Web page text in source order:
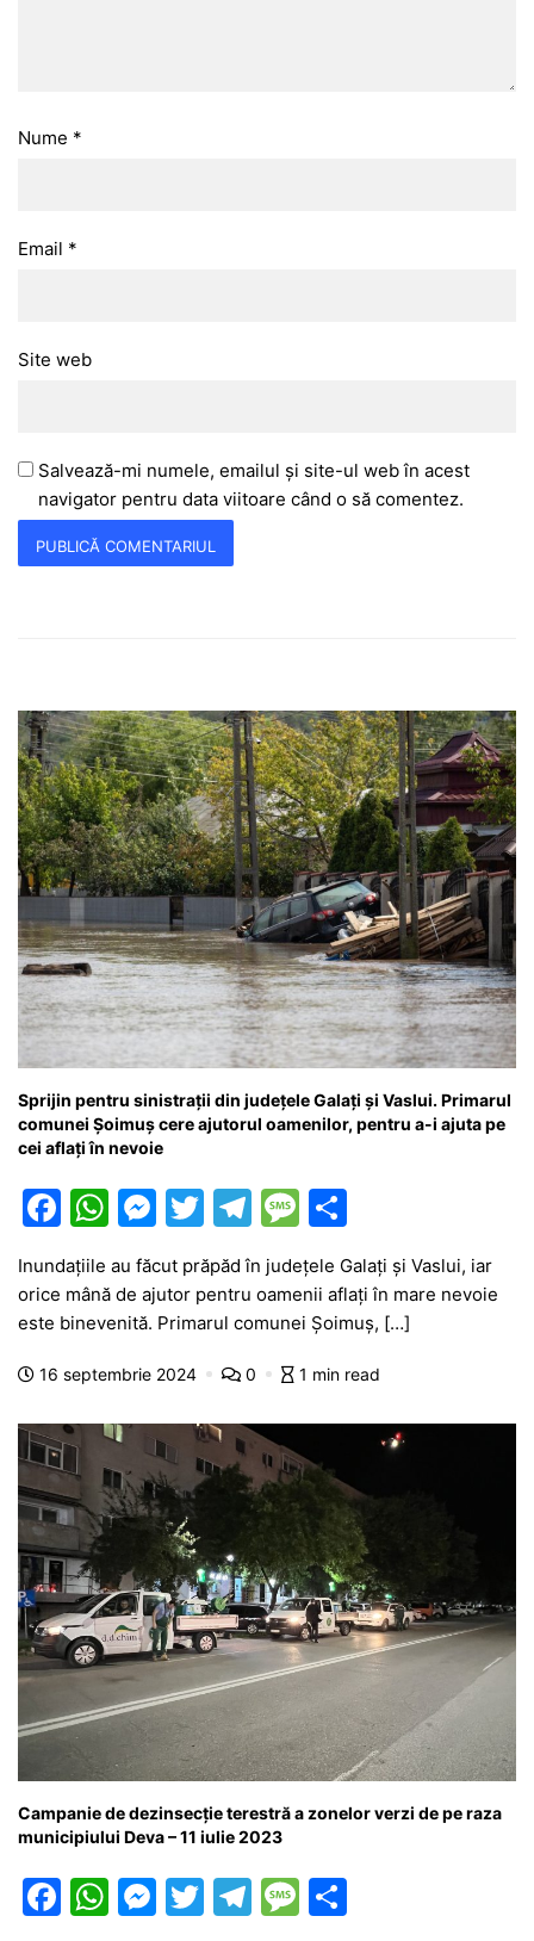
Nume *
Email *
Site web
Salvează-mi numele, emailul și site-ul web în acest
navigator pentru data viitoare când o să comentez.
Sprijin pentru sinistrații din județele Galați și Vaslui. Primarul
comunei Șoimuș cere ajutorul oamenilor, pentru a-i ajuta pe
cei aflați în nevoie
F
c
e
b
o
o
k
W
at
s
A
p
p
M
s
s
e
g
er
T
itt
er
T
e
gr
a
m
M
s
s
a
e
ta
je
a
z
ă
Inundațiile au făcut prăpăd în județele Galați și Vaslui, iar
orice mână de ajutor pentru oamenii aflați în mare nevoie
este binevenită. Primarul comunei Șoimuș, […]
16 septembrie 2024 0 1 min read
Campanie de dezinsecție terestră a zonelor verzi de pe raza
municipiului Deva – 11 iulie 2023
F
W M T
T
M